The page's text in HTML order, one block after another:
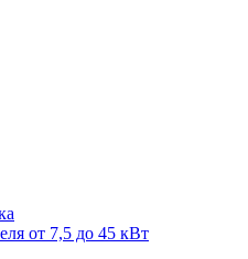
от 7,5 до 45 кВт